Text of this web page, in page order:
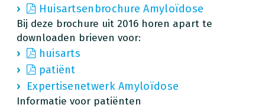
Huisartsenbrochure Amyloïdose
Bij deze brochure uit 2016 horen apart te
downloaden brieven voor:
huisarts
patiënt
Expertisenetwerk Amyloïdose
Informatie voor patiënten